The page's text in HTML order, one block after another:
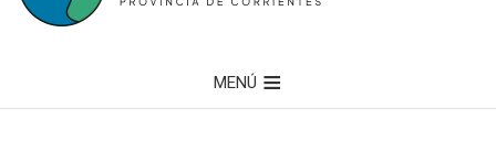
MENÚ